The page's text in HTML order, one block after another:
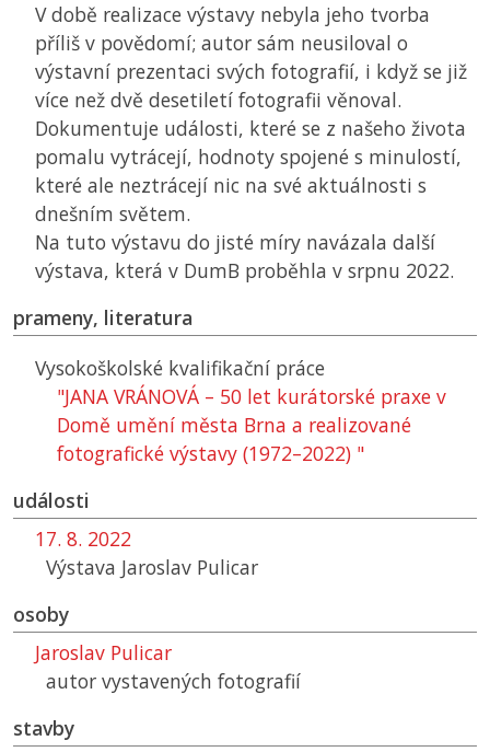
V době realizace výstavy nebyla jeho tvorba
příliš v povědomí; autor sám neusiloval o
výstavní prezentaci svých fotografií, i když se již
více než dvě desetiletí fotografii věnoval.
Dokumentuje události, které se z našeho života
pomalu vytrácejí, hodnoty spojené s minulostí,
které ale neztrácejí nic na své aktuálnosti s
dnešním světem.
Na tuto výstavu do jisté míry navázala další
výstava, která v DumB proběhla v srpnu 2022.
prameny, literatura
Vysokoškolské kvalifikační práce
"JANA VRÁNOVÁ – 50 let kurátorské praxe v
Domě umění města Brna a realizované
fotografické výstavy (1972–2022) "
události
17. 8. 2022
Výstava Jaroslav Pulicar
osoby
Jaroslav Pulicar
autor vystavených fotografií
stavby